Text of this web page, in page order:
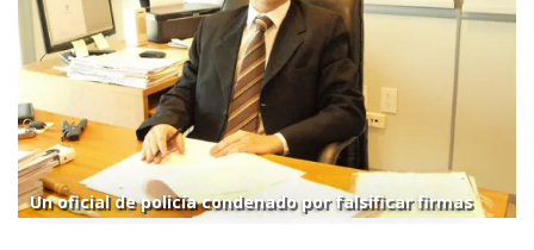
Un oficial de policía condenado por falsificar firmas